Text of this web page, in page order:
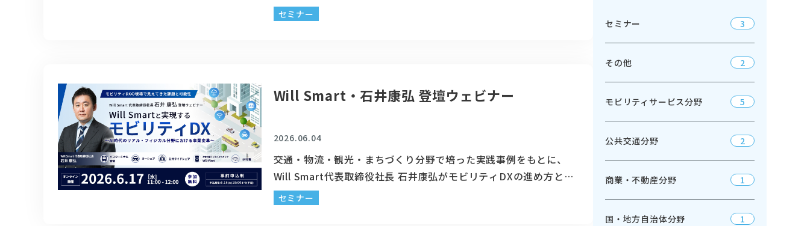
土交通省の支援で進める「COMmmmONSプロジェクト」の概要
と、Will Smartが開発する「コミュニティバス運行支援キット」を
セミナー
Will Smart・石井康弘 登壇ウェビナー
2026.06.04
交通・物流・観光・まちづくり分野で培った実践事例をもとに、
Will Smart代表取締役社長 石井康弘がモビリティDXの進め方と今
後の展望を解説します。 ウェビナー概要 今、地域交通を取り巻く
環境は大きく変化しています。運転手不足や人口減少といった従来
セミナー
セミナー 3
その他 2
モビリティサービス分野 5
公共交通分野 2
商業・不動産分野 1
国・地方自治体分野 1